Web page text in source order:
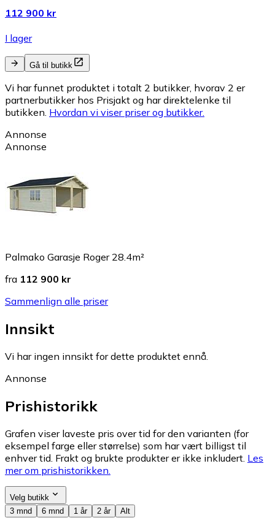
112 900 kr
I lager
Gå til butikk
Vi har funnet produktet i totalt 2 butikker, hvorav 2 er
partnerbutikker hos Prisjakt og har direktelenke til
butikken. Hvordan vi viser priser og butikker.
Annonse
Annonse
Palmako Garasje Roger 28.4m²
fra 112 900 kr
Sammenlign alle priser
Innsikt
Vi har ingen innsikt for dette produktet ennå.
Annonse
Prishistorikk
Grafen viser laveste pris over tid for den varianten (for
eksempel farge eller størrelse) som har vært billigst til
enhver tid. Frakt og brukte produkter er ikke inkludert. Les
mer om prishistorikken.
Velg butikk
3 mnd
6 mnd 1 år 2 år Alt